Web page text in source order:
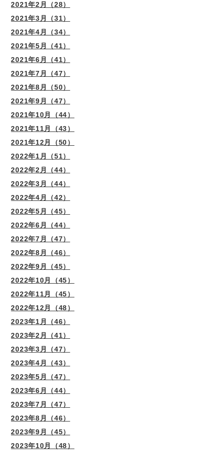
2021年2月（28）
2021年3月（31）
2021年4月（34）
2021年5月（41）
2021年6月（41）
2021年7月（47）
2021年8月（50）
2021年9月（47）
2021年10月（44）
2021年11月（43）
2021年12月（50）
2022年1月（51）
2022年2月（44）
2022年3月（44）
2022年4月（42）
2022年5月（45）
2022年6月（44）
2022年7月（47）
2022年8月（46）
2022年9月（45）
2022年10月（45）
2022年11月（45）
2022年12月（48）
2023年1月（46）
2023年2月（41）
2023年3月（47）
2023年4月（43）
2023年5月（47）
2023年6月（44）
2023年7月（47）
2023年8月（46）
2023年9月（45）
2023年10月（48）